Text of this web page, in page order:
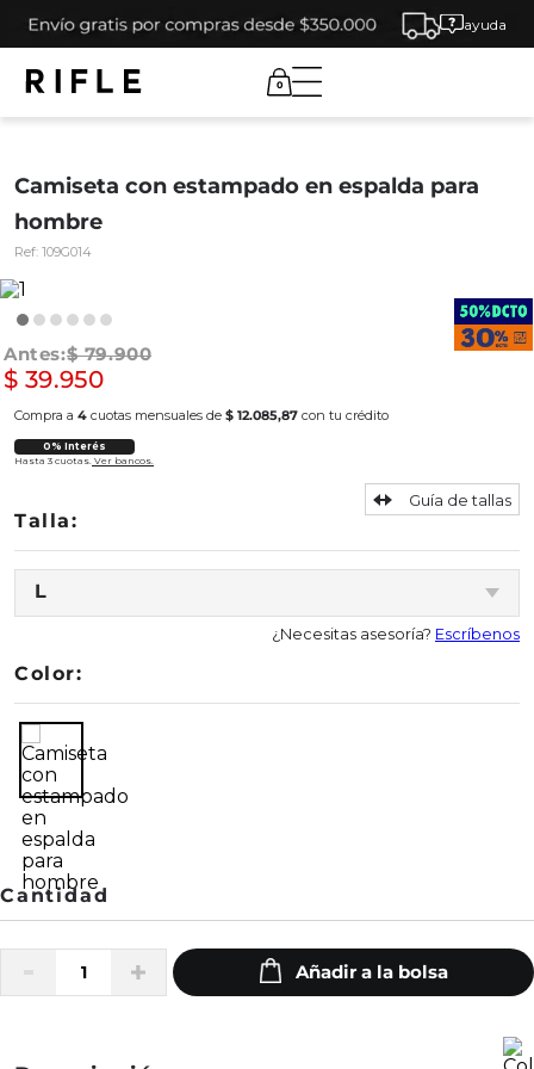
ayuda
0
Camiseta con estampado en espalda para
hombre
Ref: 109G014
$ 79.900
$ 39.950
Compra a 4 cuotas mensuales de $ 12.085,87 con tu crédito
0% Interés
Hasta 3 cuotas. Ver bancos.
L
Guía de tallas
¿Necesitas asesoría? Escríbenos
Color: